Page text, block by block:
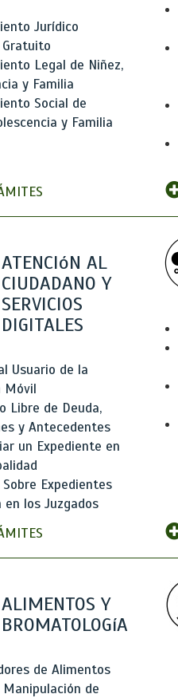
Jurídico
Legal de Niñez,
y Familia
Social de
y Familia
ATENCIóN AL
CIUDADANO Y
SERVICIOS
DIGITALES
Usuario de la
Móvil
Libre de Deuda,
y Antecedentes
un Expediente en
Expedientes
en los Juzgados
ALIMENTOS Y
BROMATOLOGíA
de Alimentos
de